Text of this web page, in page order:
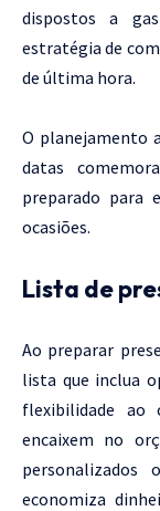
dispostos a
estratégia de
de última hora.
O planejamento
datas
preparado para
ocasiões.
Lista de
Ao preparar
lista que inclua
flexibilidade ao
encaixem no
economiza